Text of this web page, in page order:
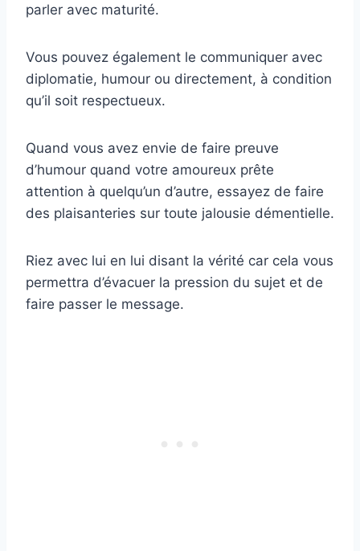
parler avec maturité.
Vous pouvez également le communiquer avec
diplomatie, humour ou directement, à condition
qu’il soit respectueux.
Quand vous avez envie de faire preuve
d’humour quand votre amoureux prête
attention à quelqu’un d’autre, essayez de faire
des plaisanteries sur toute jalousie démentielle.
Riez avec lui en lui disant la vérité car cela vous
permettra d’évacuer la pression du sujet et de
faire passer le message.